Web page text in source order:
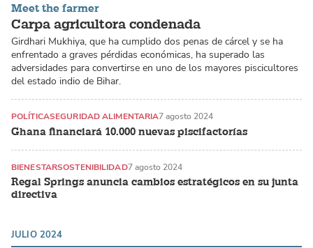
Meet the farmer
Carpa agricultora condenada
Girdhari Mukhiya, que ha cumplido dos penas de cárcel y se ha
enfrentado a graves pérdidas económicas, ha superado las
adversidades para convertirse en uno de los mayores piscicultores
del estado indio de Bihar.
Ghana financiará 10.000 nuevas piscifactorías
POLÍTICASEGURIDAD ALIMENTARIA7 agosto 2024
Regal Springs anuncia cambios estratégicos en su junta
directiva
BIENESTARSOSTENIBILIDAD7 agosto 2024
JULIO 2024